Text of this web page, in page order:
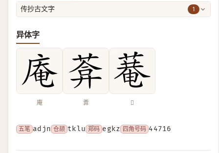
传抄古文字 1
异体字
庵 葊 𦹕
五笔 adjn 仓颉 tklu 郑码 egkz 四角号码 44716